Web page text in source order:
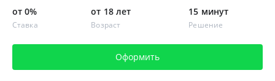
от 0%
Ставка
от 18 лет
Возраст
15 минут
Решение
Оформить